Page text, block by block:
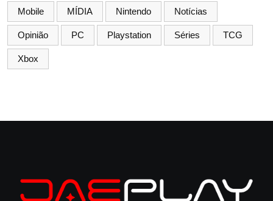
Mobile MÍDIA Nintendo Notícias
Opinião PC Playstation Séries TCG
Xbox